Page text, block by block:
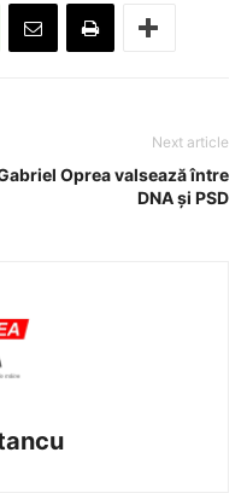
Next article
Oprea valsează între
DNA și PSD